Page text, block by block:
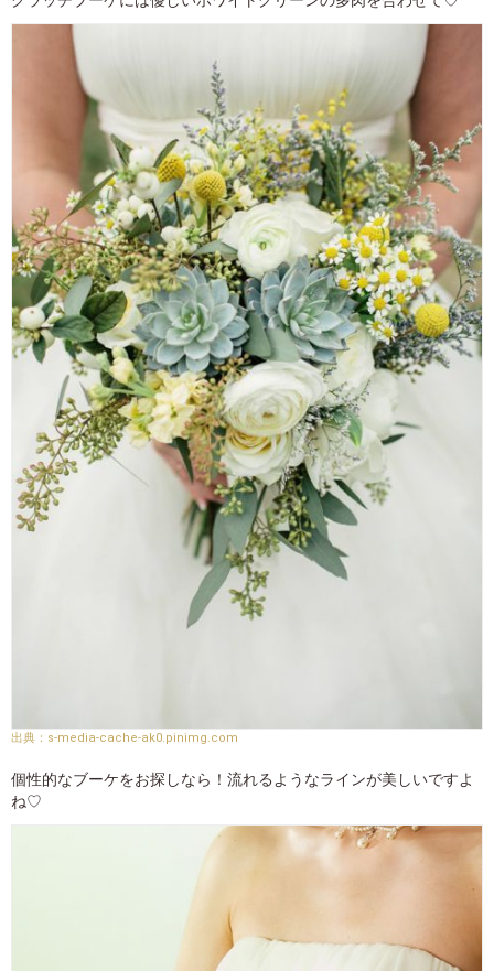
s-media-cache-ak0.pinimg.com
個性的なブーケをお探しなら！流れるようなラインが美しいですよ
ね♡